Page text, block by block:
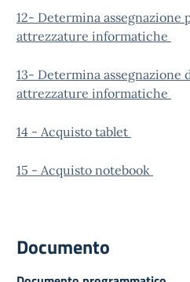
12- Determina
attrezzature informatiche
13- Determina
attrezzature informatiche
14 - Acquisto tablet
15 - Acquisto notebook
Documento